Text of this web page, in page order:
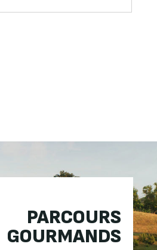
PARCOURS
GOURMANDS